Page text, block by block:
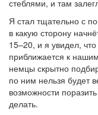
стеблями, и там
Я стал тщательно с
в какую сторону
15–20, и я увидел,
приближается к
немцы скрытно
по ним нельзя будет
возможности
делать.